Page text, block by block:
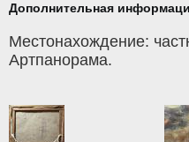
Дополнительная
Местонахождение:
Артпанорама.